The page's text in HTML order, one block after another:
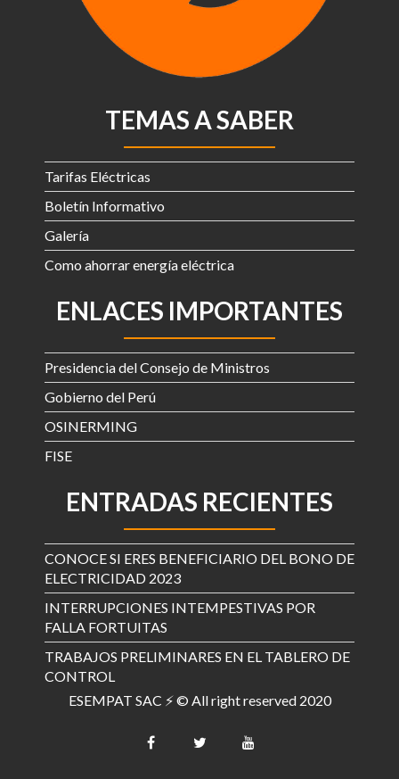
TEMAS A SABER
Tarifas Eléctricas
Boletín Informativo
Galería
Como ahorrar energía eléctrica
ENLACES IMPORTANTES
Presidencia del Consejo de Ministros
Gobierno del Perú
OSINERMING
FISE
ENTRADAS RECIENTES
CONOCE SI ERES BENEFICIARIO DEL BONO DE
ELECTRICIDAD 2023
INTERRUPCIONES INTEMPESTIVAS POR
FALLA FORTUITAS
TRABAJOS PRELIMINARES EN EL TABLERO DE
CONTROL
ESEMPAT SAC ⚡ © All right reserved 2020